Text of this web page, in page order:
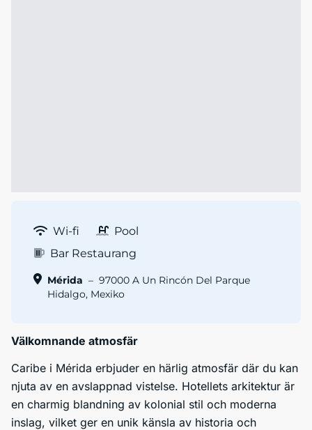
Wi-fi
Pool
Bar Restaurang
Mérida – 97000 A Un Rincón Del Parque
Hidalgo, Mexiko
Välkomnande atmosfär
Caribe i Mérida erbjuder en härlig atmosfär där du kan
njuta av en avslappnad vistelse. Hotellets arkitektur är
en charmig blandning av kolonial stil och moderna
inslag, vilket ger en unik känsla av historia och